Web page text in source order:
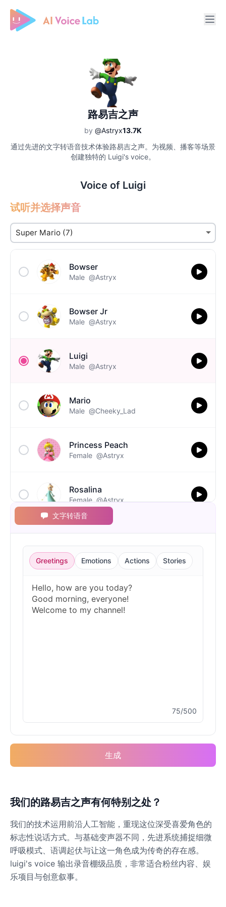
Free AI Cover & AI Voice Over
路易吉之声
by @Astryx13.7K
通过先进的文字转语音技术体验路易吉之声。为视频、播客等场景
创建独特的 Luigi's voice。
Voice of Luigi
试听并选择声音
Bowser
Male @Astryx
Bowser Jr
Male @Astryx
Luigi
Male @Astryx
Mario
Male @Cheeky_Lad
Princess Peach
Female @Astryx
Rosalina
Female @Astryx
Toad
Male @Astryx
文字转语音
Greetings Emotions Actions Stories
75/500
生成
我们的路易吉之声有何特别之处？
我们的技术运用前沿人工智能，重现这位深受喜爱角色的
标志性说话方式。与基础变声器不同，先进系统捕捉细微
呼吸模式、语调起伏与让这一角色成为传奇的存在感。
luigi's voice 输出录音棚级品质，非常适合粉丝内容、娱
乐项目与创意叙事。